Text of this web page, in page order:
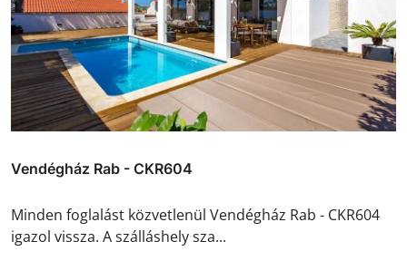
Vendégház Rab - CKR604
Minden foglalást közvetlenül Vendégház Rab - CKR604
igazol vissza. A szálláshely sza...